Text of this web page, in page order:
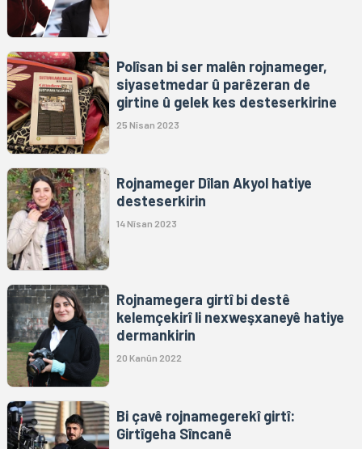
Polîsan bi ser malên rojnameger,
siyasetmedar û parêzeran de
girtine û gelek kes desteserkirine
25 Nîsan 2023
Rojnameger Dîlan Akyol hatiye
desteserkirin
14 Nîsan 2023
Rojnamegera girtî bi destê
kelemçekirî li nexweşxaneyê hatiye
dermankirin
20 Kanûn 2022
Bi çavê rojnamegerekî girtî:
Girtîgeha Sîncanê